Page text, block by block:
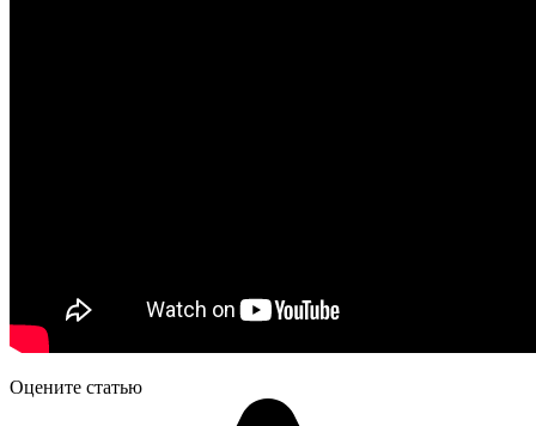
Оцените статью